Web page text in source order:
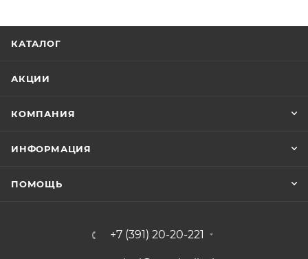
КАТАЛОГ
АКЦИИ
КОМПАНИЯ
ИНФОРМАЦИЯ
ПОМОЩЬ
+7 (391) 20-20-221